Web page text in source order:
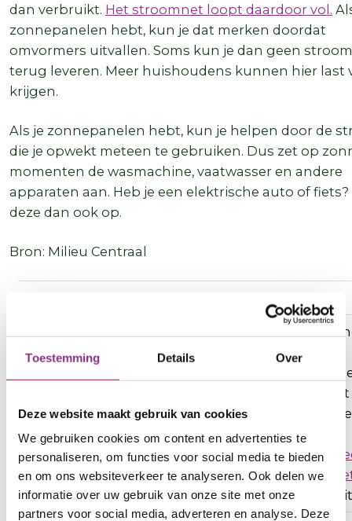
Toestemming Details Over
Deze website maakt gebruik van cookies
We gebruiken cookies om content en advertenties te
personaliseren, om functies voor social media te bieden
en om ons websiteverkeer te analyseren. Ook delen we
informatie over uw gebruik van onze site met onze
partners voor social media, adverteren en analyse. Deze
dan verbruikt. Het stroomnet loopt daardoor vol.
zonnepanelen hebt, kun je dat merken doordat
omvormers uitvallen. Soms kun je dan geen stroom
terug leveren. Meer huishoudens kunnen hier last
krijgen.
Als je zonnepanelen hebt, kun je helpen door de
die je opwekt meteen te gebruiken. Dus zet op
momenten de wasmachine, vaatwasser en andere
apparaten aan. Heb je een elektrische auto of fiets?
deze dan ook op.
Bron: Milieu Centraal
Vanaf 1 juli 2026 geldt voor grote delen van
Utrecht een aansluitstop. Het verzwaren van
bestaande stroomaansluitingen voor woningen
MKB, voor bijvoorbeeld zonnepanelen, is dan niet
meer gelijk mogelijk. Deze aanvragen komen op
wachtrij. Check tijdig bij de netbeheerder wat er
binnen de huidige aansluiting mogelijk is op:
je stroomaansluiting. Op de paginaVol
lees je meer over hoe je slim omgaat met